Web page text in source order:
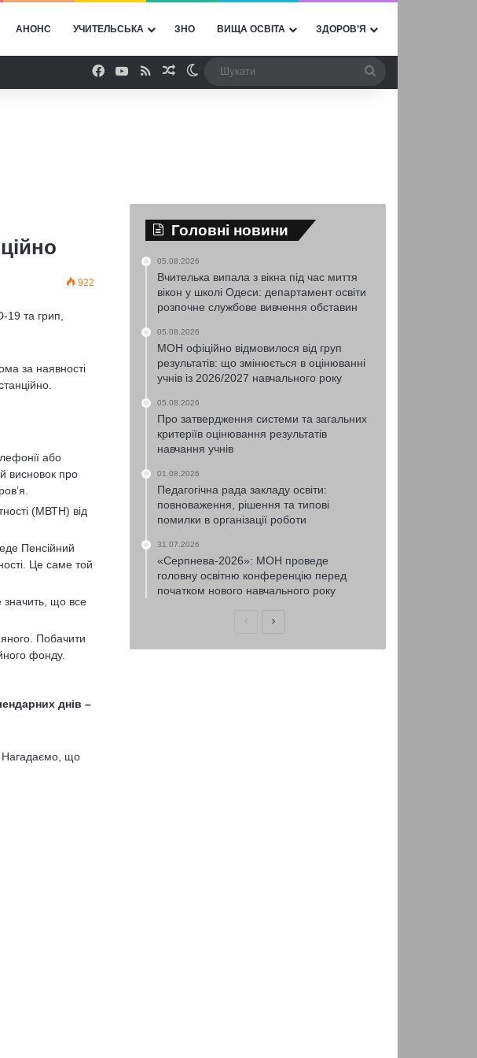
АНОНС УЧИТЕЛЬСЬКА ЗНО ВИЩА ОСВІТА ЗДОРОВ’Я
Facebook
YouTube
RSSВипадкова стаття
Switch skin
922
19 та грип,
за наявності
або
висновок про
(МВТН) від
Пенсійний
Це саме той
значить, що все
Побачити
фонду.
днів –
Нагадаємо, що
Головні новини
05.08.2026
Вчителька випала з вікна під час миття
вікон у школі Одеси: департамент освіти
розпочне службове вивчення обставин
05.08.2026
МОН офіційно відмовилося від груп
результатів: що змінюється в оцінюванні
учнів із 2026/2027 навчального року
05.08.2026
Про затвердження системи та загальних
критеріїв оцінювання результатів
навчання учнів
01.08.2026
Педагогічна рада закладу освіти:
повноваження, рішення та типові
помилки в організації роботи
31.07.2026
«Серпнева-2026»: МОН проведе
головну освітню конференцію перед
початком нового навчального року
ПопередняНаступна